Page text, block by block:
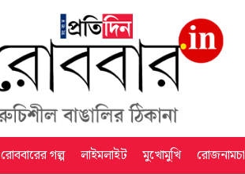
রোববারের গল্প লাইমলাইট মুখোমুখি রোজনামচা